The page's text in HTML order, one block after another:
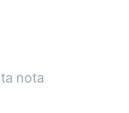
nota